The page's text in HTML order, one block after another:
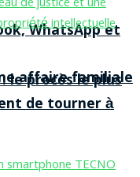
WhatsApp et
affaire familiale
le procès le plus
de tourner à